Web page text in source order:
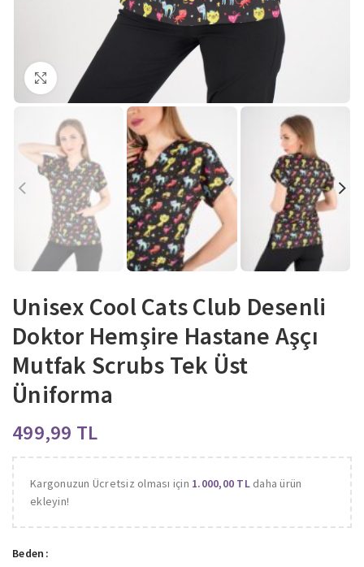
Büyütmek için tıklayın
Unisex Cool Cats Club Desenli
Doktor Hemşire Hastane Aşçı
Mutfak Scrubs Tek Üst
Üniforma
TL
Kargonuzun Ücretsiz olması için 1.000,00 TLdaha ürün
ekleyin!
Beden